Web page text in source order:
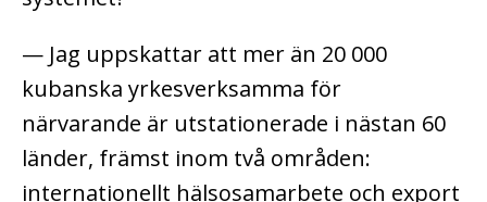
— Jag uppskattar att mer än 20 000
kubanska yrkesverksamma för
närvarande är utstationerade i nästan 60
länder, främst inom två områden:
internationellt hälsosamarbete och export